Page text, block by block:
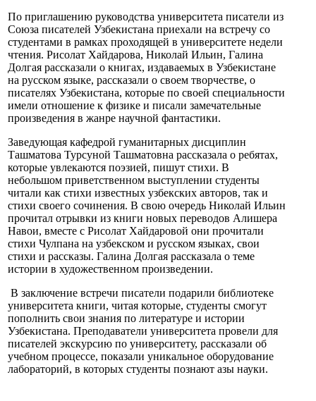
По приглашению руководства университета писатели из
Союза писателей Узбекистана приехали на встречу со
студентами в рамках проходящей в университете недели
чтения. Рисолат Хайдарова, Николай Ильин, Галина
Долгая рассказали о книгах, издаваемых в Узбекистане
на русском языке, рассказали о своем творчестве, о
писателях Узбекистана, которые по своей специальности
имели отношение к физике и писали замечательные
произведения в жанре научной фантастики.
Заведующая кафедрой гуманитарных дисциплин
Ташматова Турсуной Ташматовна рассказала о ребятах,
которые увлекаются поэзией, пишут стихи. В
небольшом приветственном выступлении студенты
читали как стихи известных узбекских авторов, так и
стихи своего сочинения. В свою очередь Николай Ильин
прочитал отрывки из книги новых переводов Алишера
Навои, вместе с Рисолат Хайдаровой они прочитали
стихи Чулпана на узбекском и русском языках, свои
стихи и рассказы. Галина Долгая рассказала о теме
истории в художественном произведении.
В заключение встречи писатели подарили библиотеке
университета книги, читая которые, студенты смогут
пополнить свои знания по литературе и истории
Узбекистана. Преподаватели университета провели для
писателей экскурсию по университету, рассказали об
учебном процессе, показали уникальное оборудование
лабораторий, в которых студенты познают азы науки.